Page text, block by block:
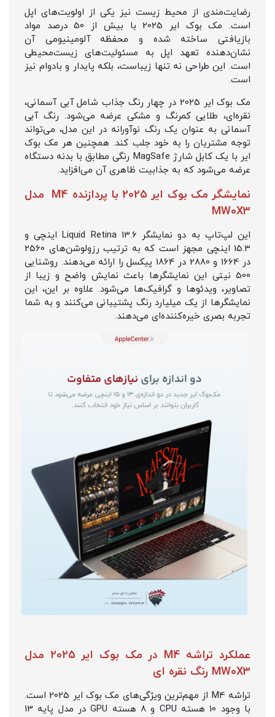
رضایت‌مندی از محیط زیست نیز یکی از اولویت‌های اپل
است. مک بوک ایر 2025 با بیش از 50 درصد مواد
بازیافتی ساخته شده و محفظه آلومینیومی آن
نشان‌دهنده تعهد اپل به مسئولیت‌های زیست‌محیطی
است. این طراحی نه تنها زیباست، بلکه پایدار و بادوام نیز
است.
مک بوک ایر 2025 در چهار رنگ جذاب شامل آبی آسمانی،
نقره‌ای، طلایی کمرنگ و مشکی عرضه می‌شود. رنگ آبی
آسمانی به عنوان یک رنگ نوآورانه در این مدل، می‌تواند
توجه مشتریان را به خود جلب کند. همچنین هر مک بوک
ایر با یک کابل شارژ MagSafe رنگی مطابق با بدنه دستگاه
عرضه می‌شود که به جذابیت ظاهری آن می‌افزاید.
نمایشگر مک بوک ایر 2025 با پردازنده M4 مدل
MW0X3
این لپ‌تاپ به دو نمایشگر Liquid Retina 13.6 اینچی و
15.3 اینچی مجهز است که به ترتیب رزولوشن‌های 2560
در 1664 و 2880 در 1864 پیکسل را ارائه می‌دهند. روشنایی
500 نیتی این نمایشگرها باعث نمایش واضح و زیبا از
تصاویر، ویدئوها و گرافیک‌ها می‌شود. علاوه بر این، این
نمایشگرها از یک میلیارد رنگ پشتیبانی می‌کنند و به شما
تجربه بصری خیره‌کننده‌ای می‌دهند.
عملکرد تراشه M4 در مک بوک ایر 2025 مدل
MW0X3 رنگ نقره ای
تراشه M4 از مهم‌ترین ویژگی‌های مک بوک ایر 2025 است.
با وجود 10 هسته CPU و 8 هسته GPU در مدل پایه 13